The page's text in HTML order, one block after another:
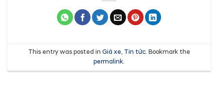
This entry was posted in Giá xe, Tin tức. Bookmark the
permalink.